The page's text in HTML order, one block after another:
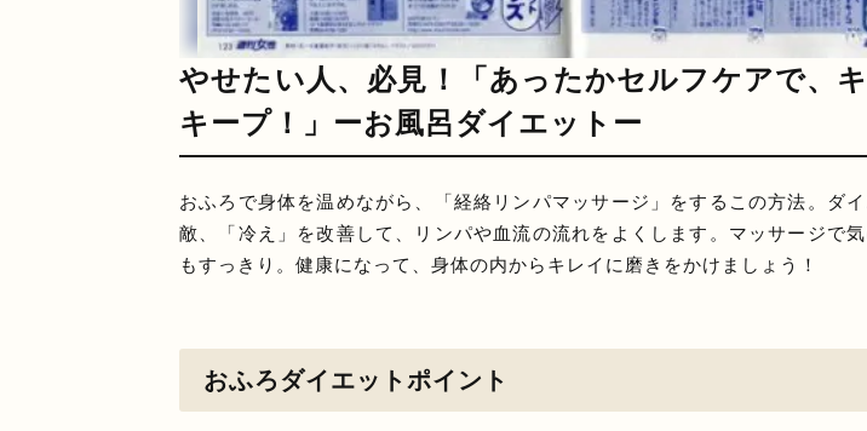
やせたい人、必見！「あったかセルフケアで、
キープ！」ーお風呂ダイエットー
おふろで身体を温めながら、「経絡リンパマッサージ」をするこの方法。ダ
敵、「冷え」を改善して、リンパや血流の流れをよくします。マッサージで
もすっきり。健康になって、身体の内からキレイに磨きをかけましょう！
おふろダイエットポイント